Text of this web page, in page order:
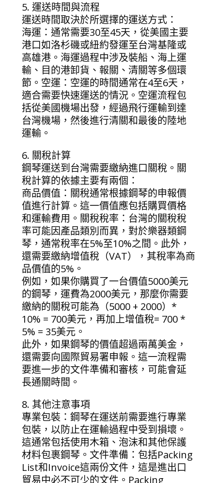
5. 運送時間與流程
運送時間取決於所選擇的運送方式：
海運：通常需要30至45天，從美國主要
港口如洛杉磯或紐約發運至台灣基隆或
高雄港。海運過程中涉及裝船、海上運
輸、目的港卸貨、報關、清關等多個環
節。空運：空運的時間通常在4至6天，
適合需要快速運送的情況。空運流程包
括從美國機場出發，經過飛行運輸到達
台灣機場，然後進行清關和最後的陸地
運輸。
6. 關稅計算
鋼琴運送到台灣需要繳納進口關稅。關
稅計算的依據主要有兩個：
商品價值：關稅通常根據鋼琴的申報價
值進行計算。這一價值應包括購買價格
和運輸費用。關稅稅率：台灣的關稅稅
率可能因產品類別而異，對於樂器類鋼
琴，通常稅率在5%至10%之間。此外，
還需要繳納增值稅（VAT），其稅率為商
品價值的5%。
例如，如果你購買了一台價值5000美元
的鋼琴，運費為2000美元，那麼你需要
繳納的關稅可能為（5000 + 2000）*
10% = 700美元，再加上增值稅= 700 *
5% = 35美元。
此外，如果鋼琴的價值超過兩萬美金，
還需要向國際貿易署申報。這一流程需
要進一步的文件準備和審核，可能會延
長通關時間。
8. 其他注意事項
專業包裝：鋼琴在運送前需要進行專業
包裝，以防止在運輸過程中受到損壞。
這通常包括使用木箱、泡沫和其他保護
材料包裹鋼琴。文件準備：包括Packing
List和Invoice這兩份文件，這是進出口
貿易中必不可少的文件。Packing